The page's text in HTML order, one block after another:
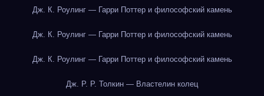
Дж. К. Роулинг — Гарри Поттер и философский камень
Дж. К. Роулинг — Гарри Поттер и философский камень
Дж. К. Роулинг — Гарри Поттер и философский камень
Дж. Р. Р. Толкин — Властелин колец